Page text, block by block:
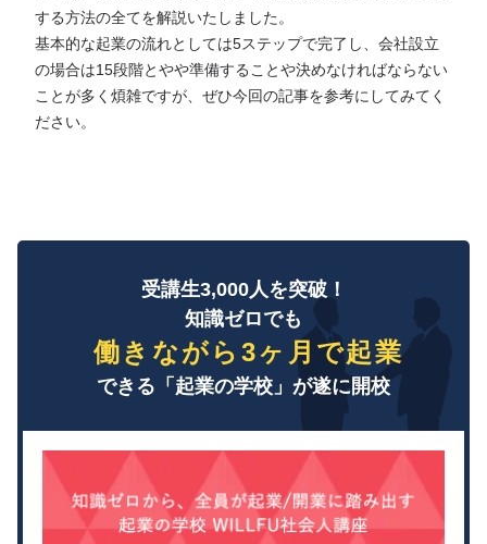
する方法の全てを解説いたしました。
基本的な起業の流れとしては5ステップで完了し、会社設立
の場合は15段階とやや準備することや決めなければならない
ことが多く煩雑ですが、ぜひ今回の記事を参考にしてみてく
ださい。
受講生3,000人を突破！
知識ゼロでも
働きながら3ヶ月で起業
できる「起業の学校」が遂に開校